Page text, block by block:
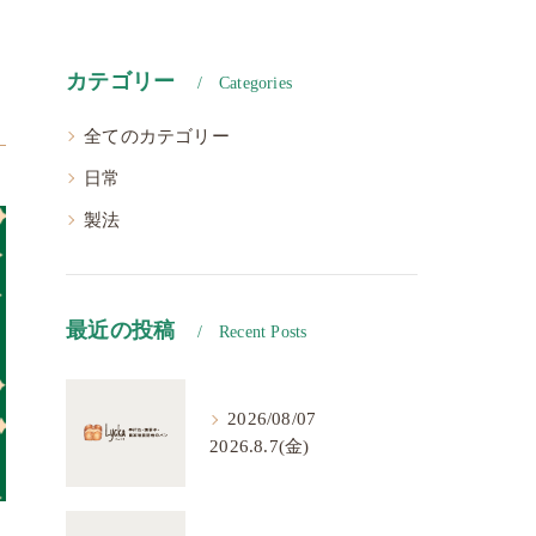
カテゴリー Categories
全てのカテゴリー
日常
製法
最近の投稿 Recent Posts
2026/08/07
2026.8.7(金)